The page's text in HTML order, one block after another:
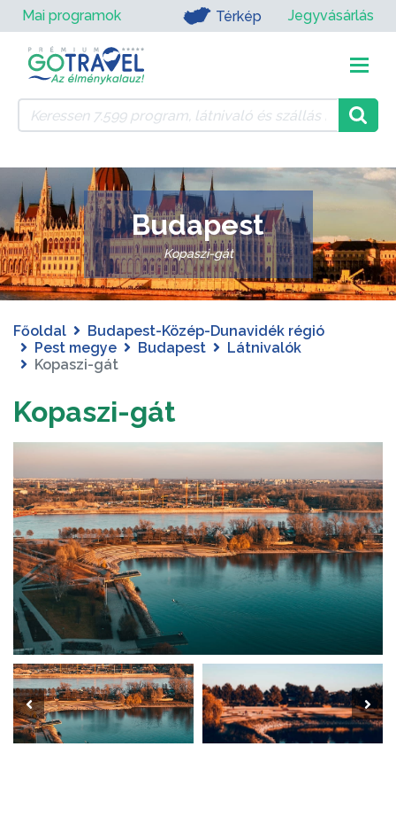
Mai programok Térkép Jegyvásárlás
Budapest
Kopaszi-gát
Főoldal
Budapest-Közép-Dunavidék régió
Pest megye
Budapest
Látnivalók
Kopaszi-gát
Kopaszi-gát